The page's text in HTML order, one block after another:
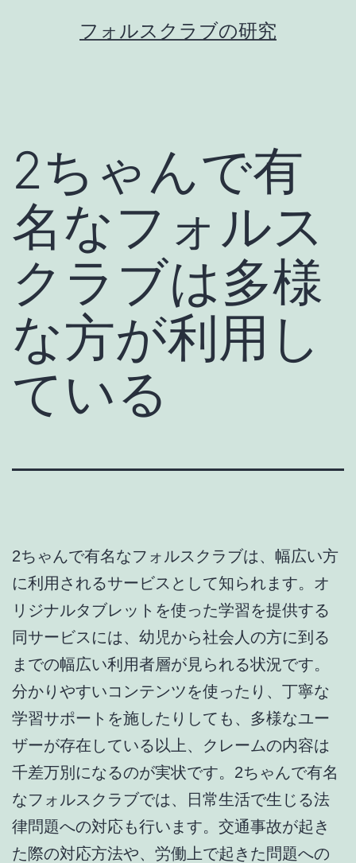
フォルスクラブの研究
2ちゃんで有
名なフォルス
クラブは多様
な方が利用し
ている
2ちゃんで有名なフォルスクラブは、幅広い方
に利用されるサービスとして知られます。オ
リジナルタブレットを使った学習を提供する
同サービスには、幼児から社会人の方に到る
までの幅広い利用者層が見られる状況です。
分かりやすいコンテンツを使ったり、丁寧な
学習サポートを施したりしても、多様なユー
ザーが存在している以上、クレームの内容は
千差万別になるのが実状です。2ちゃんで有名
なフォルスクラブでは、日常生活で生じる法
律問題への対応も行います。交通事故が起き
た際の対応方法や、労働上で起きた問題への